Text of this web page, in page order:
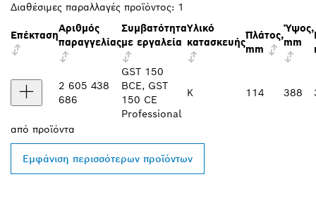
Διαθέσιμες παραλλαγές προϊόντος: 1
Επέκταση
Αριθμός
παραγγελίας
Συμβατότητα
με εργαλεία
Υλικό
κατασκευής
Πλάτος,
mm
Ύψος,
mm
2 605 438
686
GST 150
BCE, GST
150 CE
Professional
K 114 388
από προϊόντα
Εμφάνιση περισσότερων προϊόντων